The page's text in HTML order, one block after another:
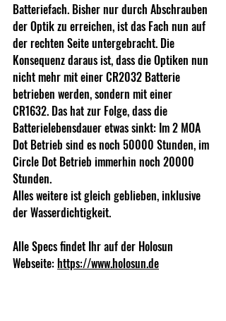
Batteriefach. Bisher nur durch Abschrauben
der Optik zu erreichen, ist das Fach nun auf
der rechten Seite untergebracht. Die
Konsequenz daraus ist, dass die Optiken nun
nicht mehr mit einer CR2032 Batterie
betrieben werden, sondern mit einer
CR1632. Das hat zur Folge, dass die
Batterielebensdauer etwas sinkt: Im 2 MOA
Dot Betrieb sind es noch 50000 Stunden, im
Circle Dot Betrieb immerhin noch 20000
Stunden.
Alles weitere ist gleich geblieben, inklusive
der Wasserdichtigkeit.
Alle Specs findet Ihr auf der Holosun
Webseite: https://www.holosun.de